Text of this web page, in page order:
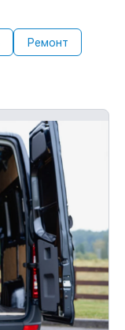
Ремонт